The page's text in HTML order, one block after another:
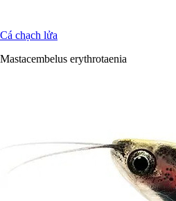
Cá chạch lửa
Mastacembelus erythrotaenia